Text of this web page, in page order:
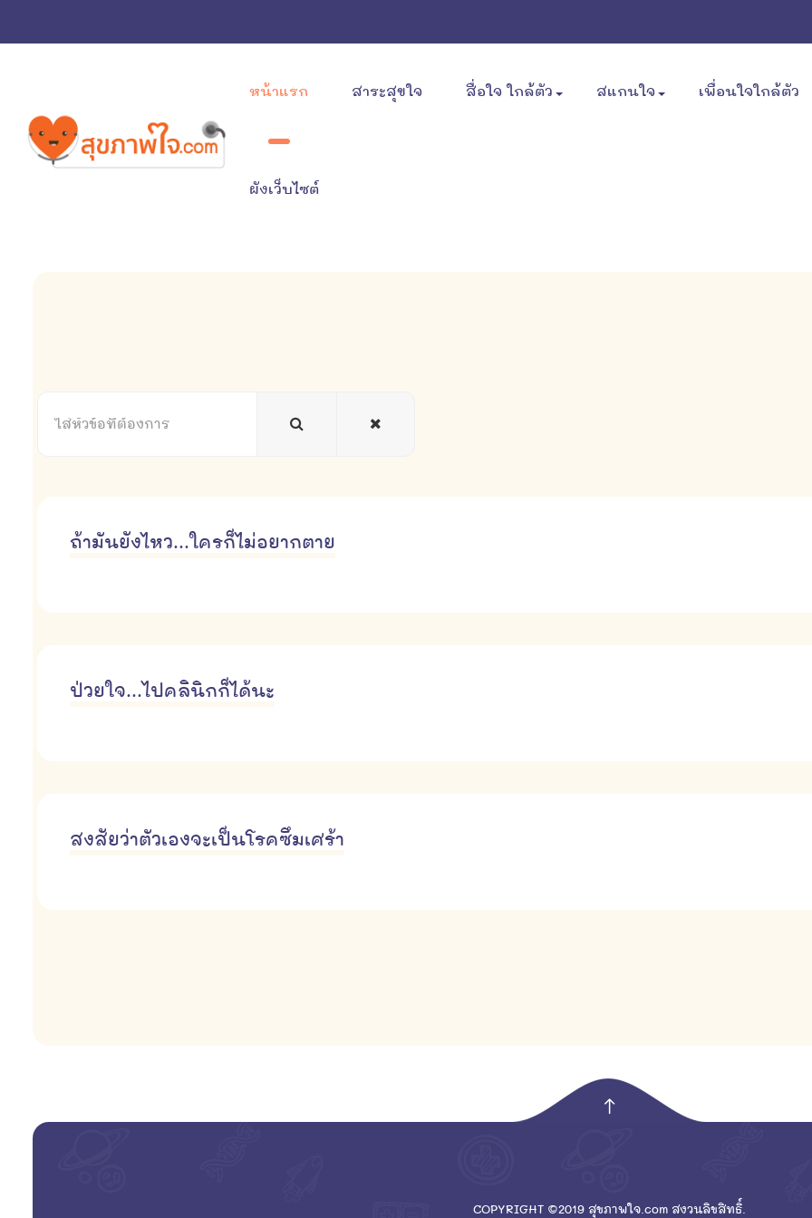
หน้าแรก สาระสุขใจ สื่อใจ ใกล้ตัว สแกนใจ เพื่อนใจใกล้ตัว
ผังเว็บไซต์
หัวข้อ
ถ้ามันยังไหว...ใครก็ไม่อยากตาย
ป่วยใจ...ไปคลินิกก็ได้นะ
สงสัยว่าตัวเองจะเป็นโรคซึมเศร้า
COPYRIGHT ©2019 สุขภาพใจ.com สงวนลิขสิทธิ์.